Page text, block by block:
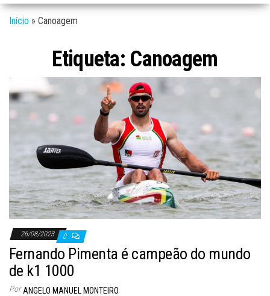
Início » Canoagem
Etiqueta: Canoagem
26/08/2023 0
Fernando Pimenta é campeão do mundo
de k1 1000
Por ANGELO MANUEL MONTEIRO